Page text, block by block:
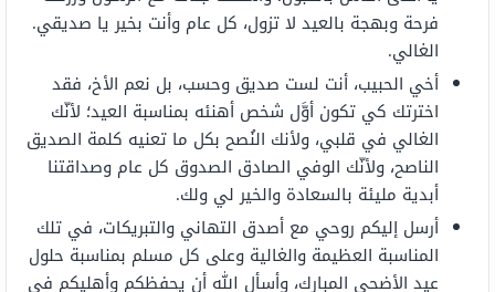
فرحة وبهجة بالعيد لا تزول، كل عام وأنت بخير يا صديقي.
الغالي.
أخي الحبيب، أنت لست صديق وحسب، بل نعم الأخ، فقد
اخترتك كي تكون أوَّل شخص أهنئه بمناسبة العيد؛ لأنّك
الغالي في قلبي، ولأنك النُصح بكل ما تعنيه كلمة الصديق
الناصح، ولأنّك الوفي الصادق الصدوق كل عام وصداقتنا
أبدية مليئة بالسعادة والخير لي ولك.
أرسل إليكم روحي مع أصدق التهاني والتبريكات، في تلك
المناسبة العظيمة والغالية وعلى كل مسلم بمناسبة حلول
عيد الأضحى المبارك، وأسأل الله أن يحفظكم وأهليكم في